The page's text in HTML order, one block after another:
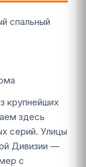
спальный
крупнейших
здесь
серий. Улицы
Дивизии —
с